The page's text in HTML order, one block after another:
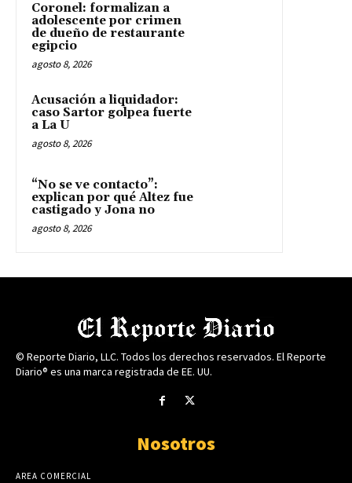
Coronel: formalizan a
adolescente por crimen
de dueño de restaurante
egipcio
agosto 8, 2026
Acusación a liquidador:
caso Sartor golpea fuerte
a La U
agosto 8, 2026
“No se ve contacto”:
explican por qué Altez fue
castigado y Jona no
agosto 8, 2026
© Reporte Diario, LLC. Todos los derechos reservados. El Reporte
Diario® es una marca registrada de EE. UU.
Nosotros
AREA COMERCIAL